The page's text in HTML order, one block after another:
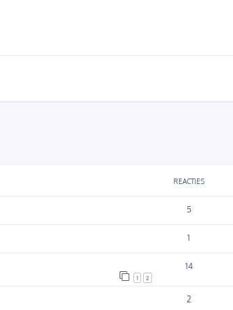
REACTIES
5
1
1 2
14
2